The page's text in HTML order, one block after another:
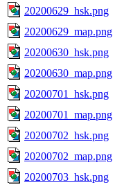
20200629_hsk.png
20200629_map.png
20200630_hsk.png
20200630_map.png
20200701_hsk.png
20200701_map.png
20200702_hsk.png
20200702_map.png
20200703_hsk.png